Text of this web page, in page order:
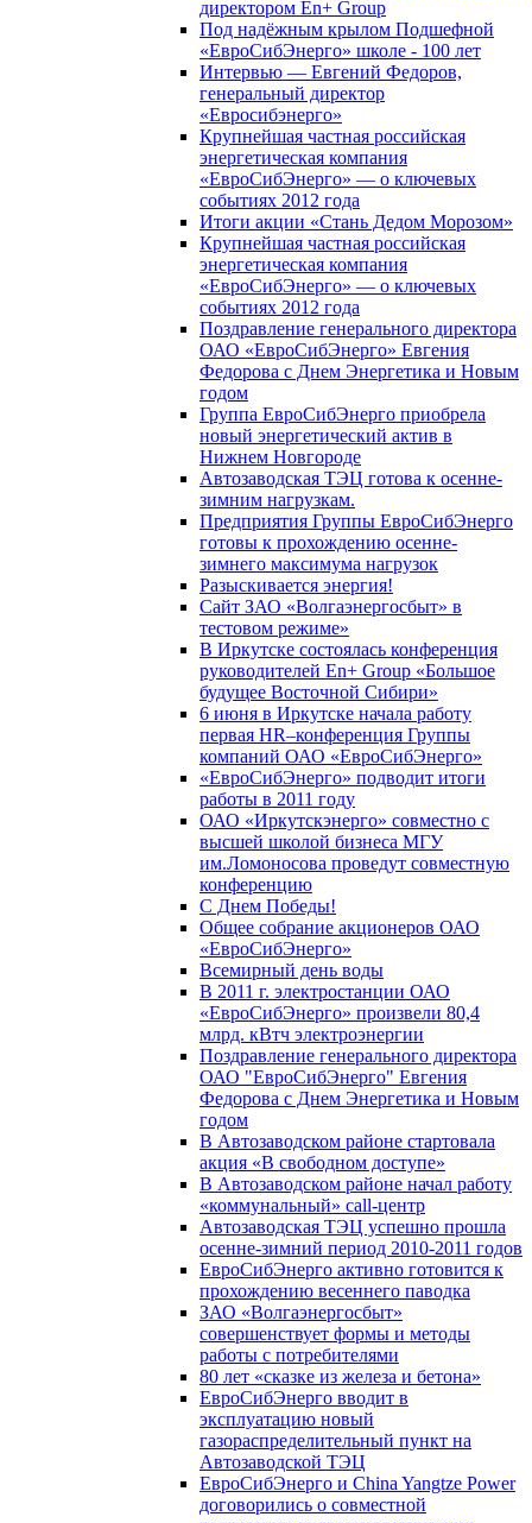
директором En+ Group
Под надёжным крылом Подшефной
«ЕвроСибЭнерго» школе - 100 лет
Интервью — Евгений Федоров,
генеральный директор
«Евросибэнерго»
Крупнейшая частная российская
энергетическая компания
«ЕвроСибЭнерго» — о ключевых
событиях 2012 года
Итоги акции «Стань Дедом Морозом»
Крупнейшая частная российская
энергетическая компания
«ЕвроСибЭнерго» — о ключевых
событиях 2012 года
Поздравление генерального директора
ОАО «ЕвроСибЭнерго» Евгения
Федорова с Днем Энергетика и Новым
годом
Группа ЕвроСибЭнерго приобрела
новый энергетический актив в
Нижнем Новгороде
Автозаводская ТЭЦ готова к осенне-
зимним нагрузкам.
Предприятия Группы ЕвроСибЭнерго
готовы к прохождению осенне-
зимнего максимума нагрузок
Разыскивается энергия!
Сайт ЗАО «Волгаэнергосбыт» в
тестовом режиме»
В Иркутске состоялась конференция
руководителей En+ Group «Большое
будущее Восточной Сибири»
6 июня в Иркутске начала работу
первая HR–конференция Группы
компаний ОАО «ЕвроСибЭнерго»
«ЕвроСибЭнерго» подводит итоги
работы в 2011 году
ОАО «Иркутскэнерго» совместно с
высшей школой бизнеса МГУ
им.Ломоносова проведут совместную
конференцию
С Днем Победы!
Общее собрание акционеров ОАО
«ЕвроСибЭнерго»
Всемирный день воды
В 2011 г. электростанции ОАО
«ЕвроСибЭнерго» произвели 80,4
млрд. кВтч электроэнергии
Поздравление генерального директора
ОАО "ЕвроСибЭнерго" Евгения
Федорова с Днем Энергетика и Новым
годом
В Автозаводском районе стартовала
акция «В свободном доступе»
В Автозаводском районе начал работу
«коммунальный» call-центр
Автозаводская ТЭЦ успешно прошла
осенне-зимний период 2010-2011 годов
ЕвроСибЭнерго активно готовится к
прохождению весеннего паводка
ЗАО «Волгаэнергосбыт»
совершенствует формы и методы
работы с потребителями
80 лет «сказке из железа и бетона»
ЕвроСибЭнерго вводит в
эксплуатацию новый
газораспределительный пункт на
Автозаводской ТЭЦ
ЕвроСибЭнерго и China Yangtze Power
договорились о совместной